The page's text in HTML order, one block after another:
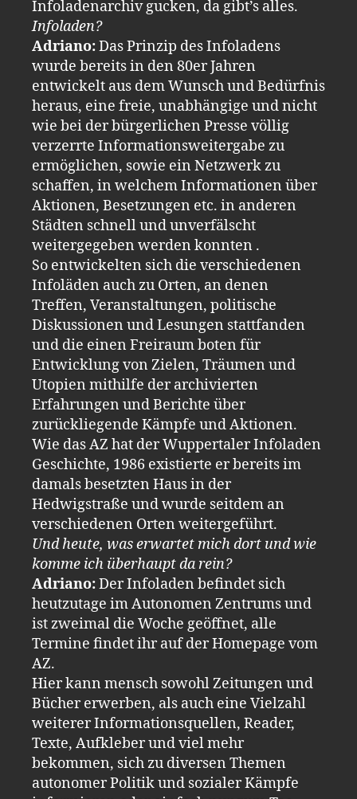
Infoladenarchiv gucken, da gibt’s alles.
Infoladen?
Adriano:Das Prinzip des Infoladens
wurde bereits in den 80er Jahren
entwickelt aus dem Wunsch und Bedürfnis
heraus, eine freie, unabhängige und nicht
wie bei der bürgerlichen Presse völlig
verzerrte Informationsweitergabe zu
ermöglichen, sowie ein Netzwerk zu
schaffen, in welchem Informationen über
Aktionen, Besetzungen etc. in anderen
Städten schnell und unverfälscht
weitergegeben werden konnten .
So entwickelten sich die verschiedenen
Infoläden auch zu Orten, an denen
Treffen, Veranstaltungen, politische
Diskussionen und Lesungen stattfanden
und die einen Freiraum boten für
Entwicklung von Zielen, Träumen und
Utopien mithilfe der archivierten
Erfahrungen und Berichte über
zurückliegende Kämpfe und Aktionen.
Wie das AZ hat der Wuppertaler Infoladen
Geschichte, 1986 existierte er bereits im
damals besetzten Haus in der
Hedwigstraße und wurde seitdem an
verschiedenen Orten weitergeführt.
Und heute, was erwartet mich dort und wie
komme ich überhaupt da rein?
Adriano:Der Infoladen befindet sich
heutzutage im Autonomen Zentrums und
ist zweimal die Woche geöffnet, alle
Termine findet ihr auf der Homepage vom
AZ.
Hier kann mensch sowohl Zeitungen und
Bücher erwerben, als auch eine Vielzahl
weiterer Informationsquellen, Reader,
Texte, Aufkleber und viel mehr
bekommen, sich zu diversen Themen
autonomer Politik und sozialer Kämpfe